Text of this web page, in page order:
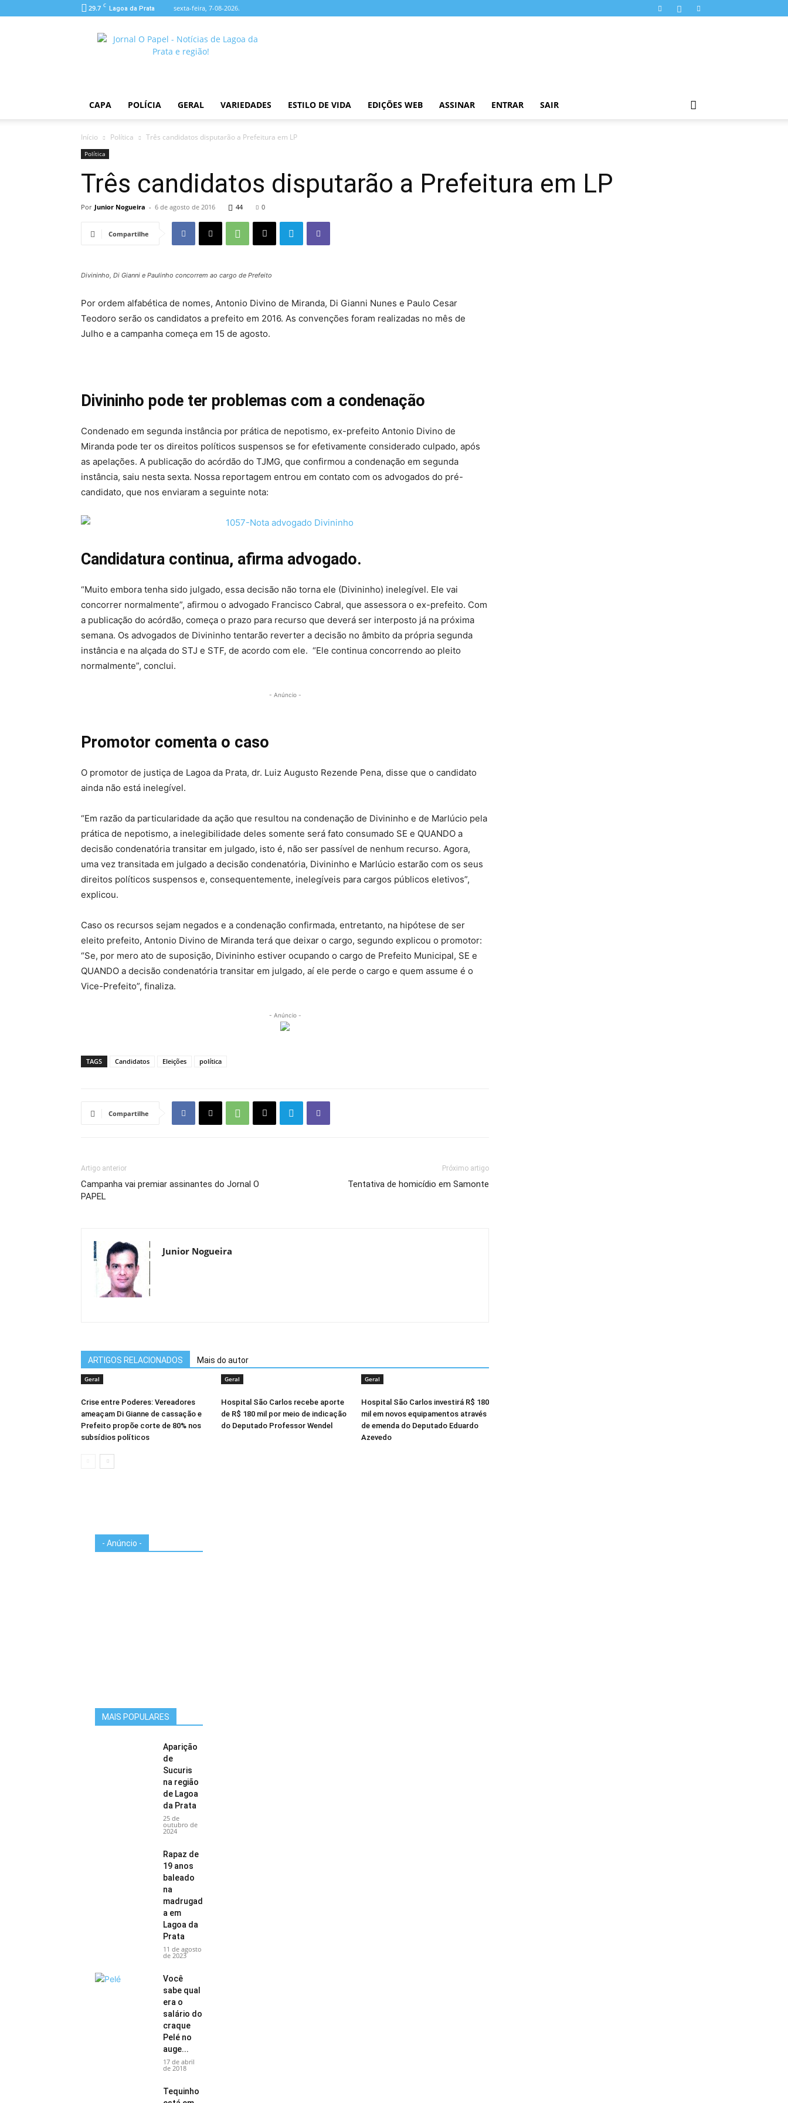
29.7 C Lagoa da Prata sexta-feira, 7-08-2026.
O
Papel
CAPA POLÍCIA GERAL VARIEDADES ESTILO DE VIDA EDIÇÕES WEB ASSINAR ENTRAR SAIR
Início Política Três candidatos disputarão a Prefeitura em LP
Política
Três candidatos disputarão a Prefeitura em LP
Por Junior Nogueira - 6 de agosto de 2016 44 0
Compartilhe
Divininho, Di Gianni e Paulinho concorrem ao cargo de Prefeito
Por ordem alfabética de nomes, Antonio Divino de Miranda, Di Gianni Nunes e Paulo Cesar
Teodoro serão os candidatos a prefeito em 2016. As convenções foram realizadas no mês de
Julho e a campanha começa em 15 de agosto.
Divininho pode ter problemas com a condenação
Condenado em segunda instância por prática de nepotismo, ex-prefeito Antonio Divino de
Miranda pode ter os direitos políticos suspensos se for efetivamente considerado culpado, após
as apelações. A publicação do acórdão do TJMG, que confirmou a condenação em segunda
instância, saiu nesta sexta. Nossa reportagem entrou em contato com os advogados do pré-
candidato, que nos enviaram a seguinte nota:
Candidatura continua, afirma advogado.
“Muito embora tenha sido julgado, essa decisão não torna ele (Divininho) inelegível. Ele vai
concorrer normalmente”, afirmou o advogado Francisco Cabral, que assessora o ex-prefeito. Com
a publicação do acórdão, começa o prazo para recurso que deverá ser interposto já na próxima
semana. Os advogados de Divininho tentarão reverter a decisão no âmbito da própria segunda
instância e na alçada do STJ e STF, de acordo com ele. “Ele continua concorrendo ao pleito
normalmente”, conclui.
- Anúncio -
Promotor comenta o caso
O promotor de justiça de Lagoa da Prata, dr. Luiz Augusto Rezende Pena, disse que o candidato
ainda não está inelegível.
“Em razão da particularidade da ação que resultou na condenação de Divininho e de Marlúcio pela
prática de nepotismo, a inelegibilidade deles somente será fato consumado SE e QUANDO a
decisão condenatória transitar em julgado, isto é, não ser passível de nenhum recurso. Agora,
uma vez transitada em julgado a decisão condenatória, Divininho e Marlúcio estarão com os seus
direitos políticos suspensos e, consequentemente, inelegíveis para cargos públicos eletivos”,
explicou.
Caso os recursos sejam negados e a condenação confirmada, entretanto, na hipótese de ser
eleito prefeito, Antonio Divino de Miranda terá que deixar o cargo, segundo explicou o promotor:
“Se, por mero ato de suposição, Divininho estiver ocupando o cargo de Prefeito Municipal, SE e
QUANDO a decisão condenatória transitar em julgado, aí ele perde o cargo e quem assume é o
Vice-Prefeito”, finaliza.
- Anúncio -
TAGS Candidatos Eleições política
Compartilhe
Artigo anterior
Campanha vai premiar assinantes do Jornal O
PAPEL
Próximo artigo
Tentativa de homicídio em Samonte
Junior Nogueira
ARTIGOS RELACIONADOS Mais do autor
Geral
Crise entre Poderes: Vereadores
ameaçam Di Gianne de cassação e
Prefeito propõe corte de 80% nos
subsídios políticos
Geral
Hospital São Carlos recebe aporte
de R$ 180 mil por meio de indicação
do Deputado Professor Wendel
Geral
Hospital São Carlos investirá R$ 180
mil em novos equipamentos através
de emenda do Deputado Eduardo
Azevedo
- Anúncio -
MAIS POPULARES
Aparição
de
Sucuris
na região
de Lagoa
da Prata
25 de
outubro de
2024
Rapaz de
19 anos
baleado
na
madrugad
a em
Lagoa da
Prata
11 de agosto
de 2023
Você
sabe qual
era o
salário do
craque
Pelé no
auge...
17 de abril
de 2018
Tequinho